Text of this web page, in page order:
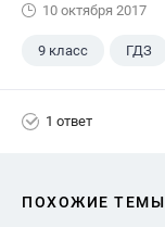
10 октября 2017
9 класс ГДЗ
1 ответ
ПОХОЖИЕ ТЕМЫ